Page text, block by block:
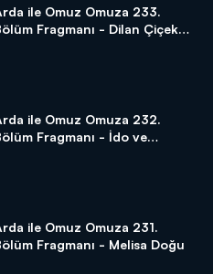
ile Omuz Omuza 233.
Fragmanı - Dilan Çiçek
ile Omuz Omuza 232.
Fragmanı - İdo ve
ile Omuz Omuza 231.
Fragmanı - Melisa Doğu